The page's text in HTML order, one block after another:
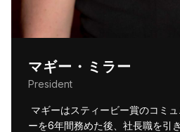
マギー・ミラー
President
マギーはスティービー賞のコミ
ーを6年間務めた後、社長職を引